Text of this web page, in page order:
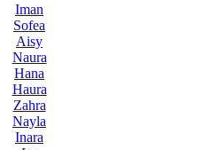
Iman
Sofea
Aisy
Naura
Hana
Haura
Zahra
Nayla
Inara